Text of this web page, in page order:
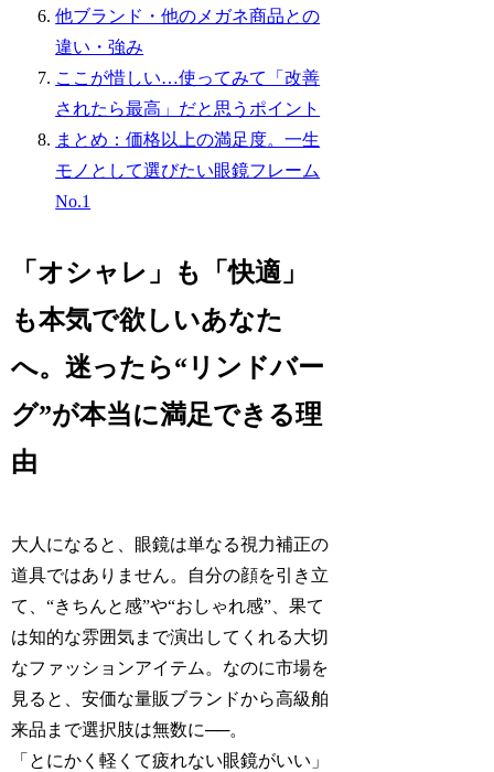
他ブランド・他のメガネ商品との
違い・強み
ここが惜しい…使ってみて「改善
されたら最高」だと思うポイント
まとめ：価格以上の満足度。一生
モノとして選びたい眼鏡フレーム
No.1
「オシャレ」も「快適」
も本気で欲しいあなた
へ。迷ったら“リンドバー
グ”が本当に満足できる理
由
大人になると、眼鏡は単なる視力補正の
道具ではありません。自分の顔を引き立
て、“きちんと感”や“おしゃれ感”、果て
は知的な雰囲気まで演出してくれる大切
なファッションアイテム。なのに市場を
見ると、安価な量販ブランドから高級舶
来品まで選択肢は無数に──。
「とにかく軽くて疲れない眼鏡がいい」